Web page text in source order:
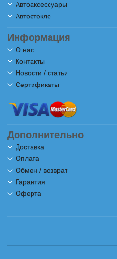
Автоаксессуары
Автостекло
Информация
О нас
Контакты
Новости / статьи
Сертификаты
Дополнительно
Доставка
Оплата
Обмен / возврат
Гарантия
Оферта